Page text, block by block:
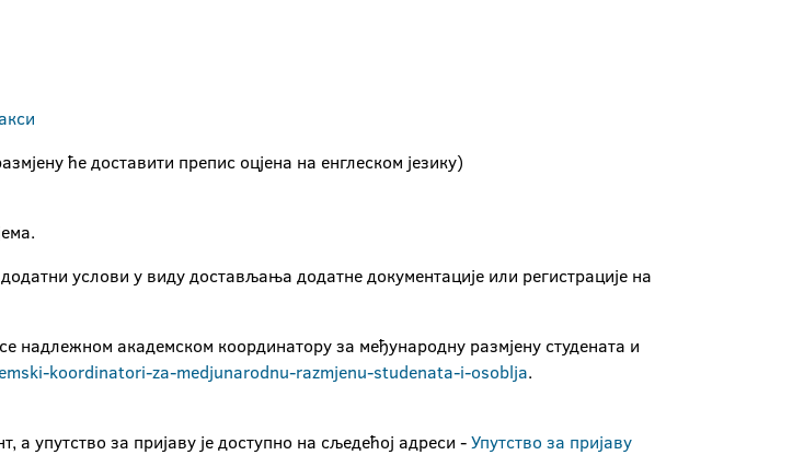
ће доставити препис оцјена на енглеском језику)
услови у виду достављања додатне документације или регистрације на
надлежном академском координатору за међународну размјену студената и
koordinatori-za-medjunarodnu-razmjenu-studenata-i-osoblja.
а упутство за пријаву је доступно на сљедећој адреси -Упутство за пријаву